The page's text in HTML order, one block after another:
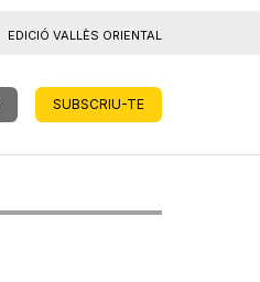
EDICIÓ VALLÈS ORIENTAL
SUBSCRIU-TE